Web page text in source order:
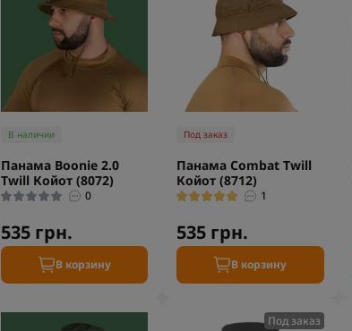
В наличии
Панама Boonie 2.0
Twill Койот (8072)
0
535 грн.
В корзину
Под заказ
Панама Combat Twill
Койот (8712)
1
535 грн.
В корзину
Под заказ